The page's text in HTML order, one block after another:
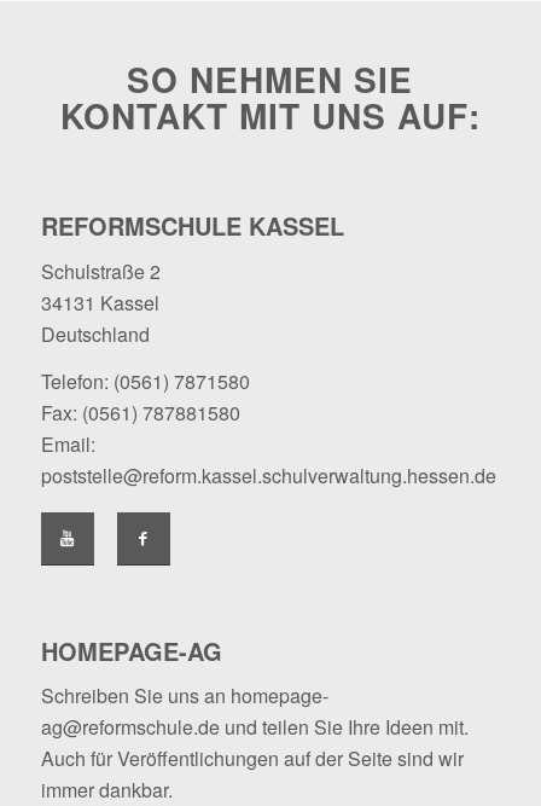
SO NEHMEN SIE
KONTAKT MIT UNS AUF:
REFORMSCHULE KASSEL
Schulstraße 2
34131 Kassel
Deutschland
Telefon: (0561) 7871580
Fax: (0561) 787881580
Email:
poststelle@reform.kassel.schulverwaltung.hessen.de
HOMEPAGE-AG
Schreiben Sie uns an homepage-
ag@reformschule.deund teilen Sie Ihre Ideen mit.
Auch für Veröffentlichungen auf der Seite sind wir
immer dankbar.